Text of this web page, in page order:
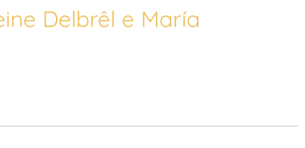
Delbrêl e María